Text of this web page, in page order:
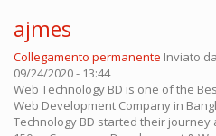
ajmes
Collegamento permanente Inviato da
09/24/2020 - 13:44
Web Technology BD is one of the
Web Development Company in
Technology BD started their